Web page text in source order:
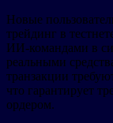
Новые
трейдинг в
ИИ-командами в
реальными
транзакции
что гарантирует
ордером.